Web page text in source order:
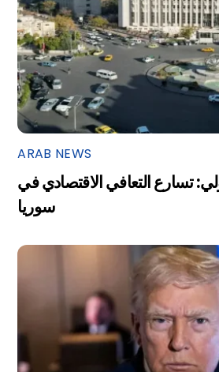
ARAB NEWS
تسارع التعافي الاقتصادي في
سوريا